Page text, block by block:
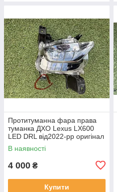
Протитуманна фара права
туманка ДХО Lexus LX600
LED DRL від2022-рр оригінал
бв відсутнє одно кріплення
В наявності
4 000 ₴
Купити